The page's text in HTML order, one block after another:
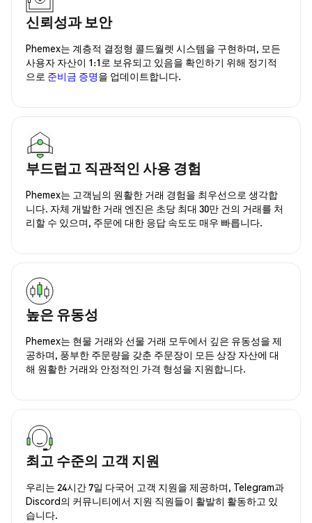
신뢰성과 보안
Phemex는 계층적 결정형 콜드월렛 시스템을 구현하며, 모든
사용자 자산이 1:1로 보유되고 있음을 확인하기 위해 정기적
으로 준비금 증명을 업데이트합니다.
부드럽고 직관적인 사용 경험
Phemex는 고객님의 원활한 거래 경험을 최우선으로 생각합
니다. 자체 개발한 거래 엔진은 초당 최대 30만 건의 거래를 처
리할 수 있으며, 주문에 대한 응답 속도도 매우 빠릅니다.
높은 유동성
Phemex는 현물 거래와 선물 거래 모두에서 깊은 유동성을 제
공하며, 풍부한 주문량을 갖춘 주문장이 모든 상장 자산에 대
해 원활한 거래와 안정적인 가격 형성을 지원합니다.
최고 수준의 고객 지원
우리는 24시간 7일 다국어 고객 지원을 제공하며, Telegram과
Discord의 커뮤니티에서 지원 직원들이 활발히 활동하고 있
습니다.